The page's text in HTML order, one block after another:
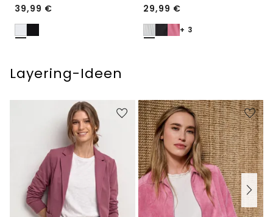
39,99 €
29,99 €
+ 3
Layering-Ideen